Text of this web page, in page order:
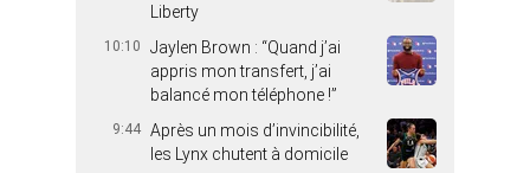
Liberty
10:10
Jaylen Brown : “Quand j’ai
appris mon transfert, j’ai
balancé mon téléphone !”
9:44 Après un mois d’invincibilité,
les Lynx chutent à domicile